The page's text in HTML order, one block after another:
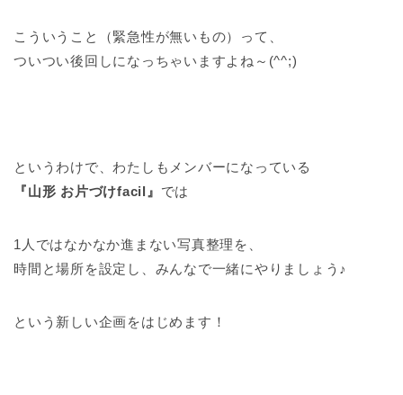
こういうこと（緊急性が無いもの）って、
ついつい後回しになっちゃいますよね～(^^;)
というわけで、わたしもメンバーになっている
『山形 お片づけfacil』 では
1人ではなかなか進まない写真整理を、
時間と場所を設定し、みんなで一緒にやりましょう♪
という新しい企画をはじめます！